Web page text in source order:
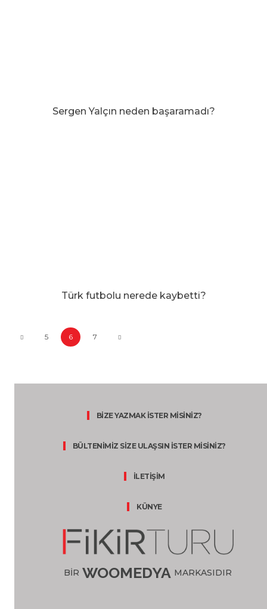
Sergen Yalçın neden başaramadı?
Türk futbolu nerede kaybetti?
5 6 7
BİZE YAZMAK İSTER MİSİNİZ?
BÜLTENİMİZ SİZE ULAŞSIN İSTER MİSİNİZ?
İLETİŞİM
KÜNYE
BİR WOOMEDYA MARKASIDIR